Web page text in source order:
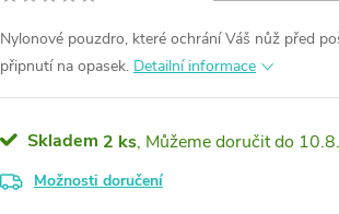
Nylonové pouzdro, které ochrání Váš nůž před
připnutí na opasek. Detailní informace
Skladem 2 ks
Možnosti doručení